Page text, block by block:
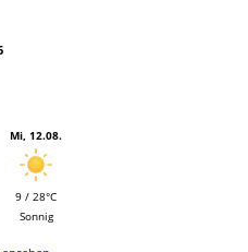
Mi, 12.08.
9 / 28°C
Sonnig